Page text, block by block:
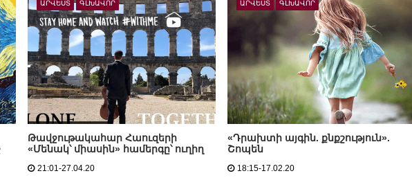
ԱՐՎԵՍՏ ԳԼԽԱՎՈՐ
Թավջութակահար Հաուզերի
«Մենակ՝ միասին» համերգը՝ ուղիղ
21:01-27.04.20
ԱՐՎԵՍՏ ԳԼԽԱՎՈՐ
«Դրախտի այգին. քնքշություն».
Շոպեն
18:15-17.02.20